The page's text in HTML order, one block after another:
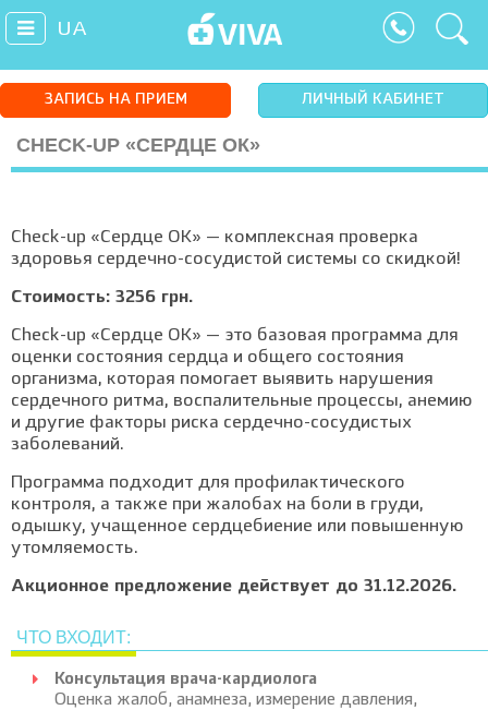
UA
ЗАПИСЬ НА ПРИЕМ ЛИЧНЫЙ КАБИНЕТ
CHECK-UP «СЕРДЦЕ ОК»
Check-up «Сердце ОК» — комплексная проверка
здоровья сердечно-сосудистой системы со скидкой!
Стоимость: 3256 грн.
Check-up «Сердце ОК» — это базовая программа для
оценки состояния сердца и общего состояния
организма, которая помогает выявить нарушения
сердечного ритма, воспалительные процессы, анемию
и другие факторы риска сердечно-сосудистых
заболеваний.
Программа подходит для профилактического
контроля, а также при жалобах на боли в груди,
одышку, учащенное сердцебиение или повышенную
утомляемость.
Акционное предложение действует до 31.12.2026.
ЧТО ВХОДИТ:
Консультация врача-кардиолога
Оценка жалоб, анамнеза, измерение давления,